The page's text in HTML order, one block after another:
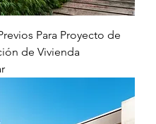
Para Proyecto de
de Vivienda